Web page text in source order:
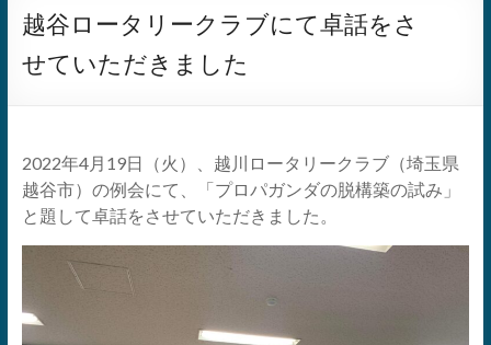
越谷ロータリークラブにて卓話をさ
せていただきました
2022年4月19日（火）、越川ロータリークラブ（埼玉県
越谷市）の例会にて、「プロパガンダの脱構築の試み」
と題して卓話をさせていただきました。